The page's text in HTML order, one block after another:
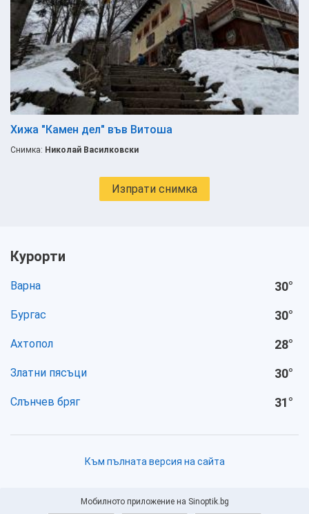
Хижа "Камен дел" във Витоша
Снимка: Николай Василковски
Изпрати снимка
Курорти
Варна 30°
Бургас 30°
Ахтопол 28°
Златни пясъци 30°
Слънчев бряг 31°
Към пълната версия на сайта
Мобилното приложение на Sinoptik.bg